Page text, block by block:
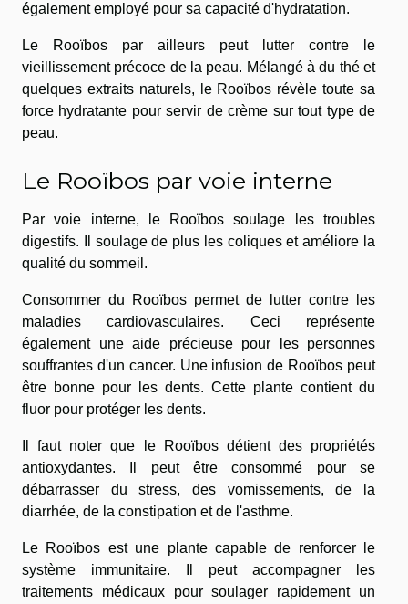
également employé pour sa capacité d'hydratation.
Le Rooïbos par ailleurs peut lutter contre le
vieillissement précoce de la peau. Mélangé à du thé et
quelques extraits naturels, le Rooïbos révèle toute sa
force hydratante pour servir de crème sur tout type de
peau.
Le Rooïbos par voie interne
Par voie interne, le Rooïbos soulage les troubles
digestifs. Il soulage de plus les coliques et améliore la
qualité du sommeil.
Consommer du Rooïbos permet de lutter contre les
maladies cardiovasculaires. Ceci représente
également une aide précieuse pour les personnes
souffrantes d'un cancer. Une infusion de Rooïbos peut
être bonne pour les dents. Cette plante contient du
fluor pour protéger les dents.
Il faut noter que le Rooïbos détient des propriétés
antioxydantes. Il peut être consommé pour se
débarrasser du stress, des vomissements, de la
diarrhée, de la constipation et de l'asthme.
Le Rooïbos est une plante capable de renforcer le
système immunitaire. Il peut accompagner les
traitements médicaux pour soulager rapidement un